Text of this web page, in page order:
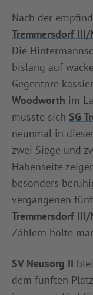
Nach der
Tremmersdorf
Die
bislang auf
Gegentore
Woodworth im
musste sich SG
neunmal in
zwei Siege und
Habenseite
besonders
vergangenen
Tremmersdorf
Zählern holte
SV Neusorg II
dem fünften